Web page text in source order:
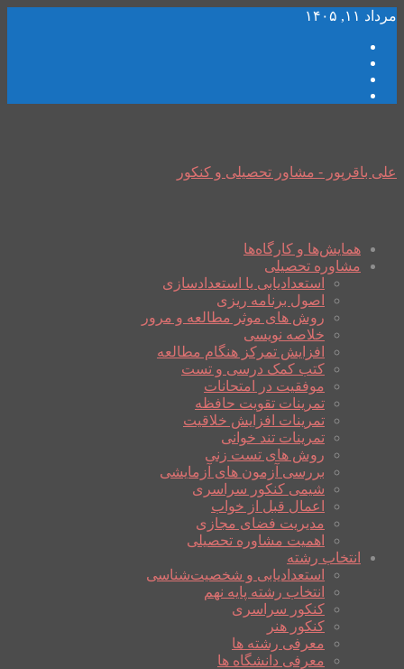
مرداد ۱۱, ۱۴۰۵
علی باقرپور - مشاور تحصیلی و کنکور
همایش‌ها و کارگاه‌ها
مشاوره تحصیلی
استعدادیابی یا استعدادسازی
اصول برنامه ریزی
روش های موثر مطالعه و مرور
خلاصه نویسی
افزایش تمرکز هنگام مطالعه
کتب کمک درسی و تست
موفقیت در امتحانات
تمرینات تقویت حافظه
تمرینات افزایش خلاقیت
تمرینات تند خوانی
روش های تست زنی
بررسی آزمون های آزمایشی
شیمی کنکور سراسری
اعمال قبل از خواب
مدیریت فضای مجازی
اهمیت مشاوره تحصیلی
انتخاب رشته
استعدادیابی و شخصیت‌شناسی
انتخاب رشته پایه نهم
کنکور سراسری
کنکور هنر
معرفی رشته ها
معرفی دانشگاه ها